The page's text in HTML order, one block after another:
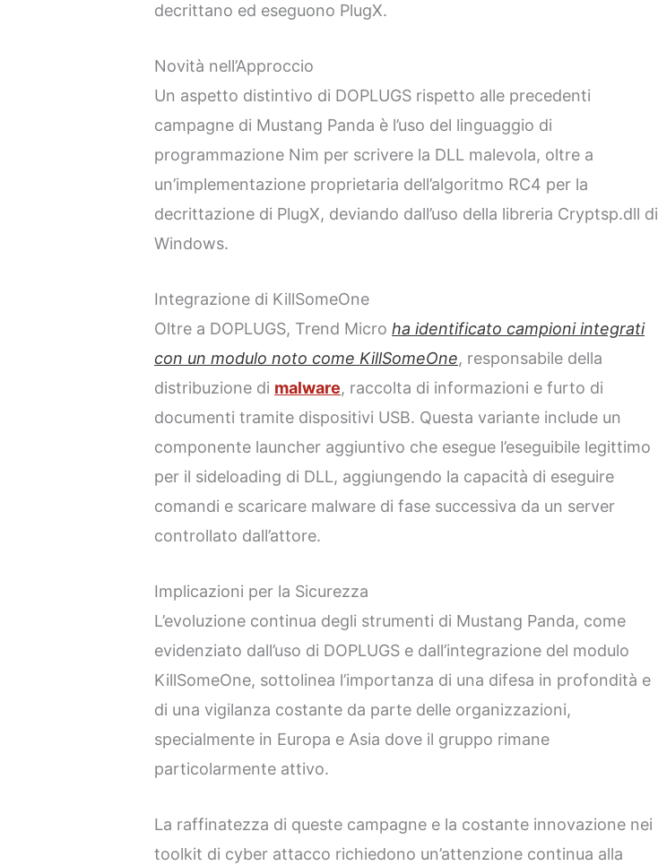
decrittano ed eseguono PlugX.
Novità nell’Approccio
Un aspetto distintivo di DOPLUGS rispetto alle precedenti
campagne di Mustang Panda è l’uso del linguaggio di
programmazione Nim per scrivere la DLL malevola, oltre a
un’implementazione proprietaria dell’algoritmo RC4 per la
decrittazione di PlugX, deviando dall’uso della libreria Cryptsp.dll di
Windows.
Integrazione di KillSomeOne
Oltre a DOPLUGS, Trend Microha identificato campioni integrati
con un modulo noto come KillSomeOne, responsabile della
distribuzione di malware, raccolta di informazioni e furto di
documenti tramite dispositivi USB. Questa variante include un
componente launcher aggiuntivo che esegue l’eseguibile legittimo
per il sideloading di DLL, aggiungendo la capacità di eseguire
comandi e scaricare malware di fase successiva da un server
controllato dall’attore.
Implicazioni per la Sicurezza
L’evoluzione continua degli strumenti di Mustang Panda, come
evidenziato dall’uso di DOPLUGS e dall’integrazione del modulo
KillSomeOne, sottolinea l’importanza di una difesa in profondità e
di una vigilanza costante da parte delle organizzazioni,
specialmente in Europa e Asia dove il gruppo rimane
particolarmente attivo.
La raffinatezza di queste campagne e la costante innovazione nei
toolkit di cyber attacco richiedono un’attenzione continua alla